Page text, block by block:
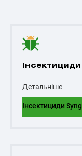
Інсектициди
Детальніше
Інсектициди